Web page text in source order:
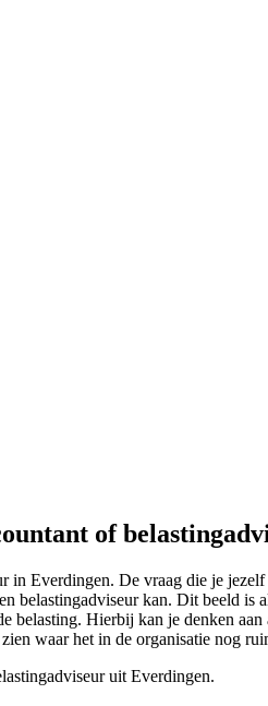
of
Everdingen. De vraag die je
belastingadviseur kan. Dit beeld
Hierbij kan je denken
waar het in de organisatie nog
uit Everdingen.